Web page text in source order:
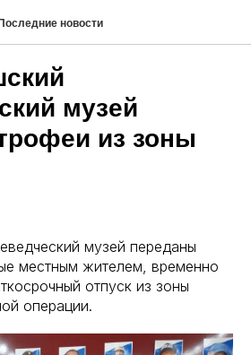
новости
музей
из зоны
музей переданы
местным жителем, временно
отпуск из зоны
операции.